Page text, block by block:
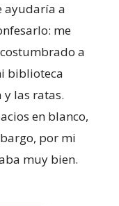
ayudaría a
me
a
biblioteca
las ratas.
en blanco,
por mi
muy bien.